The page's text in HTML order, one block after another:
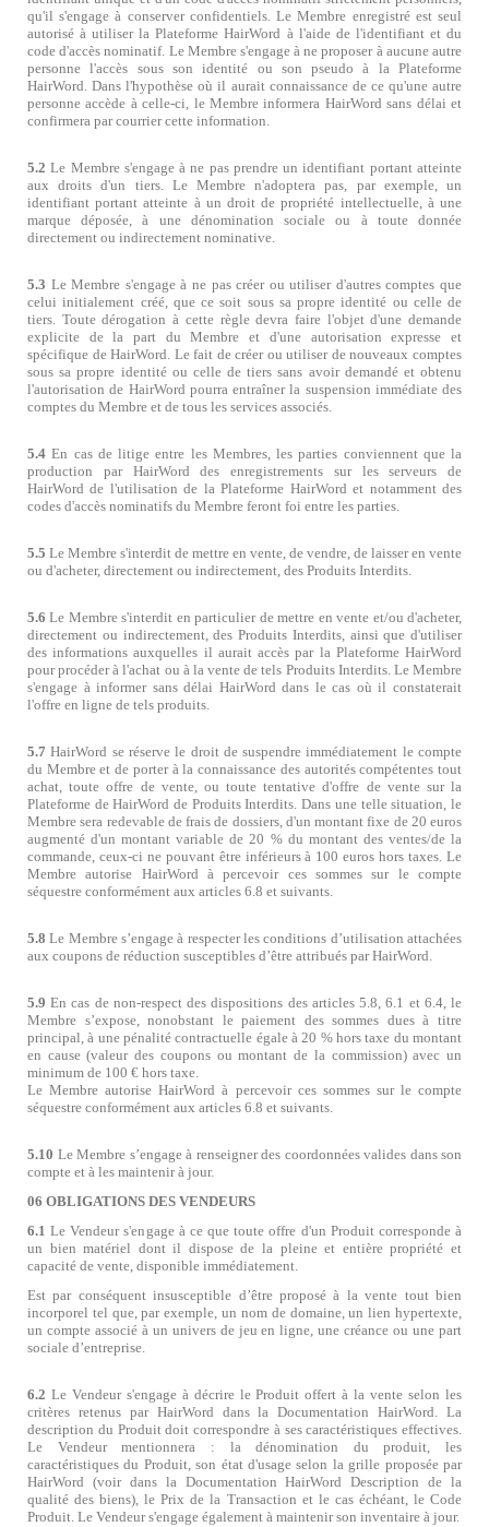
qu'il s'engage à conserver confidentiels. Le Membre enregistré est seul
autorisé à utiliser la Plateforme HairWord à l'aide de l'identifiant et du
code d'accès nominatif. Le Membre s'engage à ne proposer à aucune autre
personne l'accès sous son identité ou son pseudo à la Plateforme
HairWord. Dans l'hypothèse où il aurait connaissance de ce qu'une autre
personne accède à celle-ci, le Membre informera HairWord sans délai et
confirmera par courrier cette information.
5.2 Le Membre s'engage à ne pas prendre un identifiant portant atteinte
aux droits d'un tiers. Le Membre n'adoptera pas, par exemple, un
identifiant portant atteinte à un droit de propriété intellectuelle, à une
marque déposée, à une dénomination sociale ou à toute donnée
directement ou indirectement nominative.
5.3 Le Membre s'engage à ne pas créer ou utiliser d'autres comptes que
celui initialement créé, que ce soit sous sa propre identité ou celle de
tiers. Toute dérogation à cette règle devra faire l'objet d'une demande
explicite de la part du Membre et d'une autorisation expresse et
spécifique de HairWord. Le fait de créer ou utiliser de nouveaux comptes
sous sa propre identité ou celle de tiers sans avoir demandé et obtenu
l'autorisation de HairWord pourra entraîner la suspension immédiate des
comptes du Membre et de tous les services associés.
5.4 En cas de litige entre les Membres, les parties conviennent que la
production par HairWord des enregistrements sur les serveurs de
HairWord de l'utilisation de la Plateforme HairWord et notamment des
codes d'accès nominatifs du Membre feront foi entre les parties.
5.5 Le Membre s'interdit de mettre en vente, de vendre, de laisser en vente
ou d'acheter, directement ou indirectement, des Produits Interdits.
5.6 Le Membre s'interdit en particulier de mettre en vente et/ou d'acheter,
directement ou indirectement, des Produits Interdits, ainsi que d'utiliser
des informations auxquelles il aurait accès par la Plateforme HairWord
pour procéder à l'achat ou à la vente de tels Produits Interdits. Le Membre
s'engage à informer sans délai HairWord dans le cas où il constaterait
l'offre en ligne de tels produits.
5.7 HairWord se réserve le droit de suspendre immédiatement le compte
du Membre et de porter à la connaissance des autorités compétentes tout
achat, toute offre de vente, ou toute tentative d'offre de vente sur la
Plateforme de HairWord de Produits Interdits. Dans une telle situation, le
Membre sera redevable de frais de dossiers, d'un montant fixe de 20 euros
augmenté d'un montant variable de 20 % du montant des ventes/de la
commande, ceux-ci ne pouvant être inférieurs à 100 euros hors taxes. Le
Membre autorise HairWord à percevoir ces sommes sur le compte
séquestre conformément aux articles 6.8 et suivants.
5.8 Le Membre s’engage à respecter les conditions d’utilisation attachées
aux coupons de réduction susceptibles d’être attribués par HairWord.
5.9 En cas de non-respect des dispositions des articles 5.8, 6.1 et 6.4, le
Membre s’expose, nonobstant le paiement des sommes dues à titre
principal, à une pénalité contractuelle égale à 20 % hors taxe du montant
en cause (valeur des coupons ou montant de la commission) avec un
minimum de 100 € hors taxe.
Le Membre autorise HairWord à percevoir ces sommes sur le compte
séquestre conformément aux articles 6.8 et suivants.
5.10 Le Membre s’engage à renseigner des coordonnées valides dans son
compte et à les maintenir à jour.
06 OBLIGATIONS DES VENDEURS
6.1 Le Vendeur s'engage à ce que toute offre d'un Produit corresponde à
un bien matériel dont il dispose de la pleine et entière propriété et
capacité de vente, disponible immédiatement.
Est par conséquent insusceptible d’être proposé à la vente tout bien
incorporel tel que, par exemple, un nom de domaine, un lien hypertexte,
un compte associé à un univers de jeu en ligne, une créance ou une part
sociale d’entreprise.
6.2 Le Vendeur s'engage à décrire le Produit offert à la vente selon les
critères retenus par HairWord dans la Documentation HairWord. La
description du Produit doit correspondre à ses caractéristiques effectives.
Le Vendeur mentionnera : la dénomination du produit, les
caractéristiques du Produit, son état d'usage selon la grille proposée par
HairWord (voir dans la Documentation HairWord Description de la
qualité des biens), le Prix de la Transaction et le cas échéant, le Code
Produit. Le Vendeur s'engage également à maintenir son inventaire à jour.